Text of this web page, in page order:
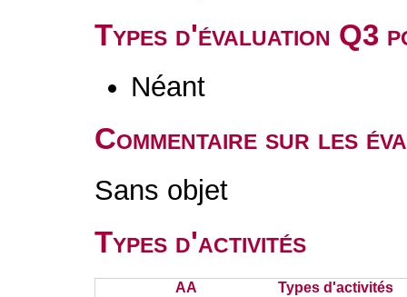
Types d'évaluation Q3
Néant
Commentaire sur les
Sans objet
Types d'activités
AA Types d'activités